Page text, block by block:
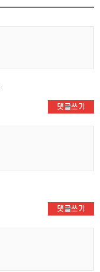
댓글쓰기
댓글쓰기